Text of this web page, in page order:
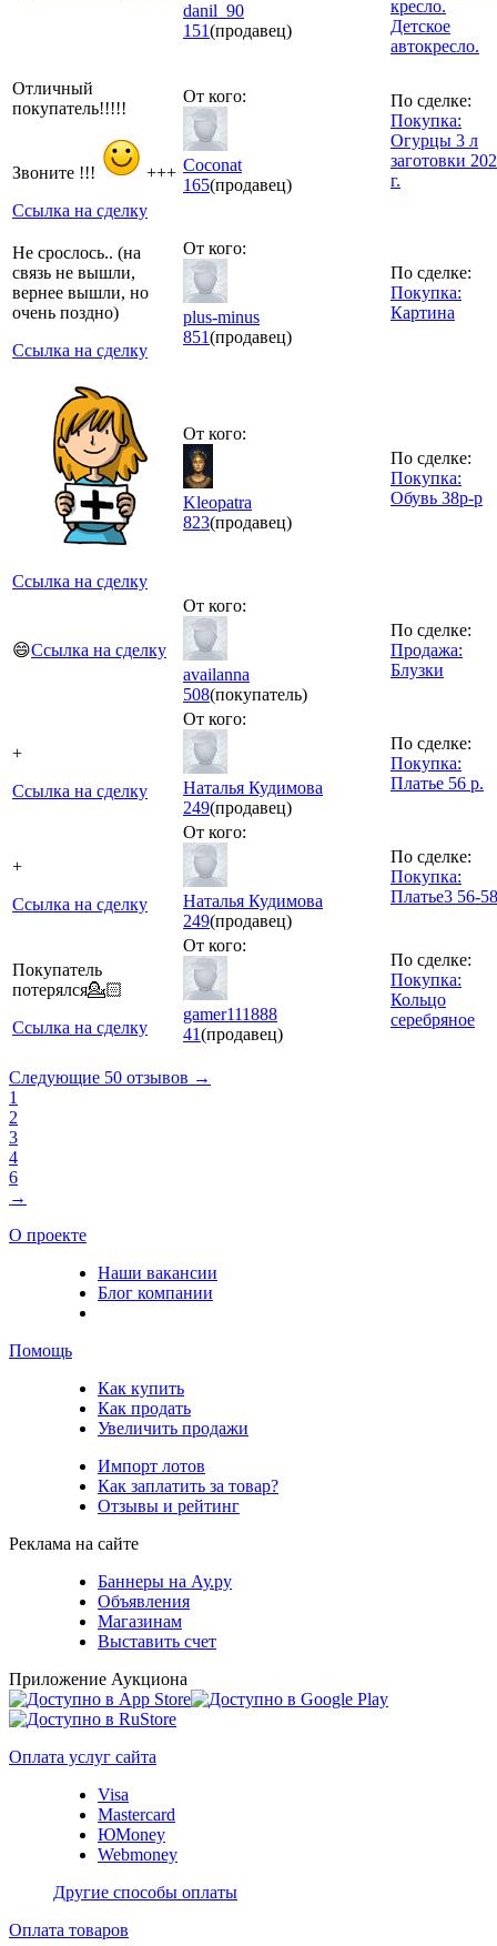
danil_90
151(продавец)
кресло.
Детское
автокресло.
Отличный
покупатель!!!!!
Звоните !!!
+++
Ссылка на сделку
От кого:
Coconat
165(продавец)
По сделке:
Покупка:
Огурцы 3 л
заготовки
г.
Не срослось.. (на
связь не вышли,
вернее вышли, но
очень поздно)
Ссылка на сделку
От кого:
plus-minus
851(продавец)
По сделке:
Покупка:
Картина
Ссылка на сделку
От кого:
Kleopatra
823(продавец)
По сделке:
Покупка:
Обувь 38р-р
😄Ссылка на сделку
От кого:
availanna
508(покупатель)
По сделке:
Продажа:
Блузки
+
Ссылка на сделку
От кого:
Наталья Кудимова
249(продавец)
По сделке:
Покупка:
Платье 56 р.
+
Ссылка на сделку
От кого:
Наталья Кудимова
249(продавец)
По сделке:
Покупка:
Платье3 56-58
Покупатель
потерялся💁🏻
Ссылка на сделку
От кого:
gamer111888
41(продавец)
По сделке:
Покупка:
Кольцо
серебряное
Следующие 50 отзывов →
1
2
3
4
6
→
О проекте
Наши вакансии
Блог компании
Помощь
Как купить
Как продать
Увеличить продажи
Импорт лотов
Как заплатить за товар?
Отзывы и рейтинг
Реклама на сайте
Баннеры на Ау.ру
Объявления
Магазинам
Выставить счет
Приложение Аукциона
Оплата услуг сайта
Visa
Mastercard
ЮMoney
Webmoney
Другие способы оплаты
Оплата товаров